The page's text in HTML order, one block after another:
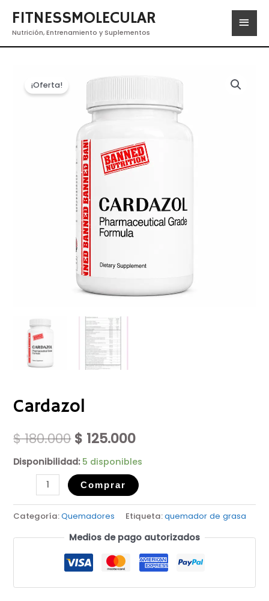
FITNESSMOLECULAR
Nutrición, Entrenamiento y Suplementos
¡Oferta!
Cardazol
$180.000 $ 125.000
Disponibilidad: 5 disponibles
Comprar
Categoría:Quemadores Etiqueta:quemador de grasa
Medios de pago autorizados